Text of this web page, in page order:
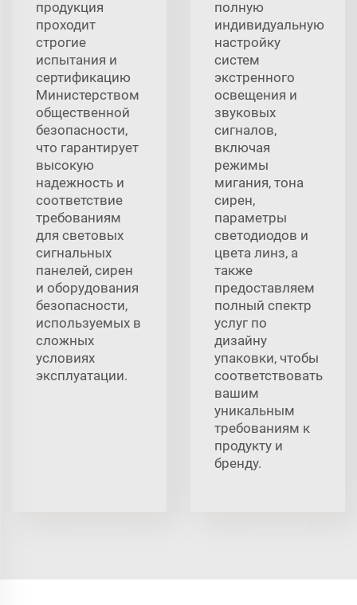
продукция
проходит
строгие
испытания и
сертификацию
Министерством
общественной
безопасности,
что гарантирует
высокую
надежность и
соответствие
требованиям
для световых
сигнальных
панелей, сирен
и оборудования
безопасности,
используемых в
сложных
условиях
эксплуатации.
полную
индивидуальную
настройку
систем
экстренного
освещения и
звуковых
сигналов,
включая
режимы
мигания, тона
сирен,
параметры
светодиодов и
цвета линз, а
также
предоставляем
полный спектр
услуг по
дизайну
упаковки, чтобы
соответствовать
вашим
уникальным
требованиям к
продукту и
бренду.